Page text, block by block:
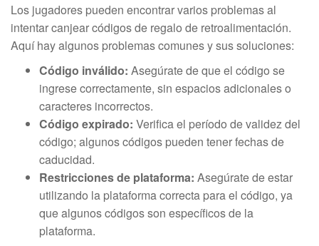
Los jugadores pueden encontrar varios problemas al
intentar canjear códigos de regalo de retroalimentación.
Aquí hay algunos problemas comunes y sus soluciones:
Código inválido: Asegúrate de que el código se
ingrese correctamente, sin espacios adicionales o
caracteres incorrectos.
Código expirado: Verifica el período de validez del
código; algunos códigos pueden tener fechas de
caducidad.
Restricciones de plataforma: Asegúrate de estar
utilizando la plataforma correcta para el código, ya
que algunos códigos son específicos de la
plataforma.